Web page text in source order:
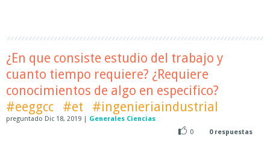
¿En que consiste estudio del trabajo y
cuanto tiempo requiere? ¿Requiere
conocimientos de algo en especifico?
#eeggcc
#et #ingenieriaindustrial
preguntado Dic 18, 2019 | Generales Ciencias
0
0respuestas